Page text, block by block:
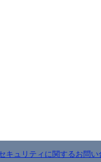
キュリティに関するお問い